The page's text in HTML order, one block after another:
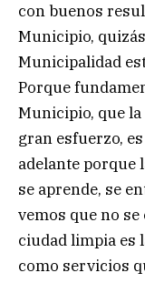
con buenos
Municipio,
Municipalidad
Porque
Municipio, que
gran esfuerzo,
adelante porque
se aprende, se
vemos que no
ciudad limpia es
como servicios